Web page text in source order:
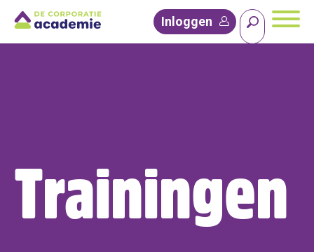
Inloggen
Trainingen